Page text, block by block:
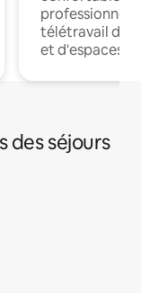
professionnels
télétravail
et d'espaces
des séjours